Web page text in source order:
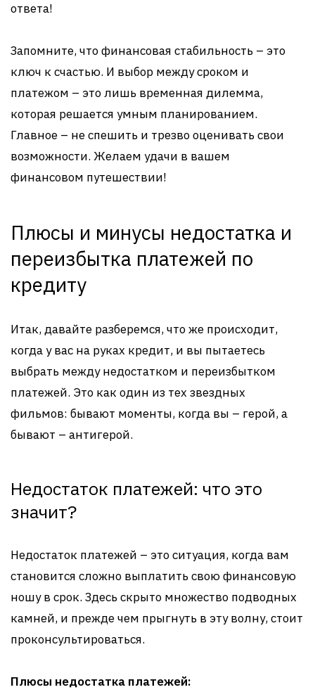
ответа!
Запомните, что финансовая стабильность – это
ключ к счастью. И выбор между сроком и
платежом – это лишь временная дилемма,
которая решается умным планированием.
Главное – не спешить и трезво оценивать свои
возможности. Желаем удачи в вашем
финансовом путешествии!
Плюсы и минусы недостатка и
переизбытка платежей по
кредиту
Итак, давайте разберемся, что же происходит,
когда у вас на руках кредит, и вы пытаетесь
выбрать между недостатком и переизбытком
платежей. Это как один из тех звездных
фильмов: бывают моменты, когда вы – герой, а
бывают – антигерой.
Недостаток платежей: что это
значит?
Недостаток платежей – это ситуация, когда вам
становится сложно выплатить свою финансовую
ношу в срок. Здесь скрыто множество подводных
камней, и прежде чем прыгнуть в эту волну, стоит
проконсультироваться.
Плюсы недостатка платежей: